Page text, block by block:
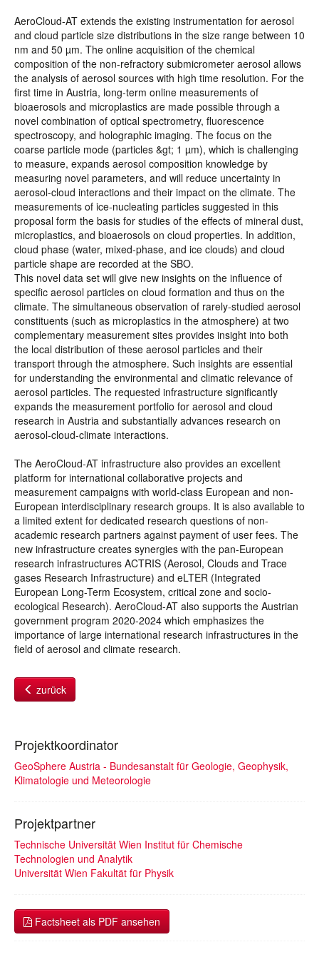
AeroCloud-AT extends the existing instrumentation for aerosol
and cloud particle size distributions in the size range between 10
nm and 50 µm. The online acquisition of the chemical
composition of the non-refractory submicrometer aerosol allows
the analysis of aerosol sources with high time resolution. For the
first time in Austria, long-term online measurements of
bioaerosols and microplastics are made possible through a
novel combination of optical spectrometry, fluorescence
spectroscopy, and holographic imaging. The focus on the
coarse particle mode (particles &gt; 1 µm), which is challenging
to measure, expands aerosol composition knowledge by
measuring novel parameters, and will reduce uncertainty in
aerosol-cloud interactions and their impact on the climate. The
measurements of ice-nucleating particles suggested in this
proposal form the basis for studies of the effects of mineral dust,
microplastics, and bioaerosols on cloud properties. In addition,
cloud phase (water, mixed-phase, and ice clouds) and cloud
particle shape are recorded at the SBO.
This novel data set will give new insights on the influence of
specific aerosol particles on cloud formation and thus on the
climate. The simultaneous observation of rarely-studied aerosol
constituents (such as microplastics in the atmosphere) at two
complementary measurement sites provides insight into both
the local distribution of these aerosol particles and their
transport through the atmosphere. Such insights are essential
for understanding the environmental and climatic relevance of
aerosol particles. The requested infrastructure significantly
expands the measurement portfolio for aerosol and cloud
research in Austria and substantially advances research on
aerosol-cloud-climate interactions.
The AeroCloud-AT infrastructure also provides an excellent
platform for international collaborative projects and
measurement campaigns with world-class European and non-
European interdisciplinary research groups. It is also available to
a limited extent for dedicated research questions of non-
academic research partners against payment of user fees. The
new infrastructure creates synergies with the pan-European
research infrastructures ACTRIS (Aerosol, Clouds and Trace
gases Research Infrastructure) and eLTER (Integrated
European Long-Term Ecosystem, critical zone and socio-
ecological Research). AeroCloud-AT also supports the Austrian
government program 2020-2024 which emphasizes the
importance of large international research infrastructures in the
field of aerosol and climate research.
zurück
Projektkoordinator
GeoSphere Austria - Bundesanstalt für Geologie, Geophysik,
Klimatologie und Meteorologie
Projektpartner
Technische Universität Wien Institut für Chemische
Technologien und Analytik
Universität Wien Fakultät für Physik
Factsheet als PDF ansehen